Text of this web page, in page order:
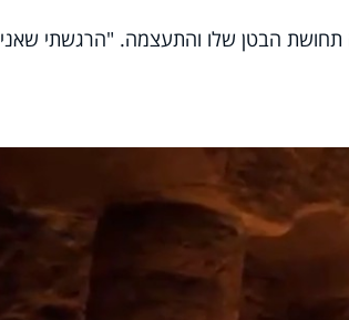
הבטן שלו והתעצמה. "הרגשתי שאני